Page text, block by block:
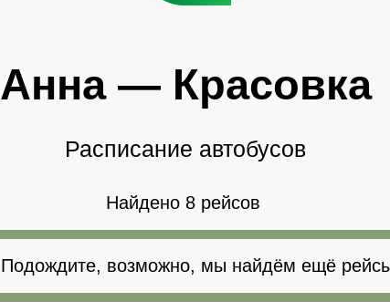
Анна— Красовка
Расписание автобусов
Найдено 8 рейсов
Подождите, возможно, мы найдём ещё